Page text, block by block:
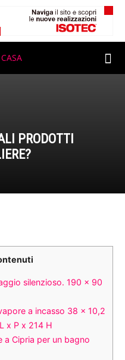
PRODOTTI
silenzioso. 190 x 90
a incasso 38 x 10,2
x P x 214 H
a Cipria per un bagno